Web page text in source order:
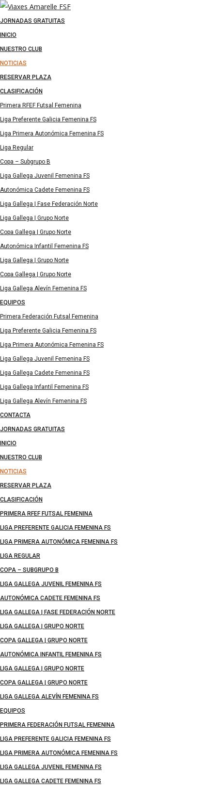
JORNADAS GRATUITAS
INICIO
NUESTRO CLUB
NOTICIAS
RESERVAR PLAZA
CLASIFICACIÓN
Primera RFEF Futsal Femenina
Liga Preferente Galicia Femenina FS
Liga Primera Autonómica Femenina FS
Liga Regular
Copa – Subgrupo B
Liga Gallega Juvenil Femenina FS
Autonómica Cadete Femenina FS
Liga Gallega | Fase Federación Norte
Liga Gallega | Grupo Norte
Copa Gallega | Grupo Norte
Autonómica Infantil Femenina FS
Liga Gallega | Grupo Norte
Copa Gallega | Grupo Norte
Liga Gallega Alevín Femenina FS
EQUIPOS
Primera Federación Futsal Femenina
Liga Preferente Galicia Femenina FS
Liga Primera Autonómica Femenina FS
Liga Gallega Juvenil Femenina FS
Liga Gallega Cadete Femenina FS
Liga Gallega Infantil Femenina FS
Liga Gallega Alevín Femenina FS
CONTACTA
JORNADAS GRATUITAS
INICIO
NUESTRO CLUB
NOTICIAS
RESERVAR PLAZA
CLASIFICACIÓN
PRIMERA RFEF FUTSAL FEMENINA
LIGA PREFERENTE GALICIA FEMENINA FS
LIGA PRIMERA AUTONÓMICA FEMENINA FS
LIGA REGULAR
COPA – SUBGRUPO B
LIGA GALLEGA JUVENIL FEMENINA FS
AUTONÓMICA CADETE FEMENINA FS
LIGA GALLEGA | FASE FEDERACIÓN NORTE
LIGA GALLEGA | GRUPO NORTE
COPA GALLEGA | GRUPO NORTE
AUTONÓMICA INFANTIL FEMENINA FS
LIGA GALLEGA | GRUPO NORTE
COPA GALLEGA | GRUPO NORTE
LIGA GALLEGA ALEVÍN FEMENINA FS
EQUIPOS
PRIMERA FEDERACIÓN FUTSAL FEMENINA
LIGA PREFERENTE GALICIA FEMENINA FS
LIGA PRIMERA AUTONÓMICA FEMENINA FS
LIGA GALLEGA JUVENIL FEMENINA FS
LIGA GALLEGA CADETE FEMENINA FS